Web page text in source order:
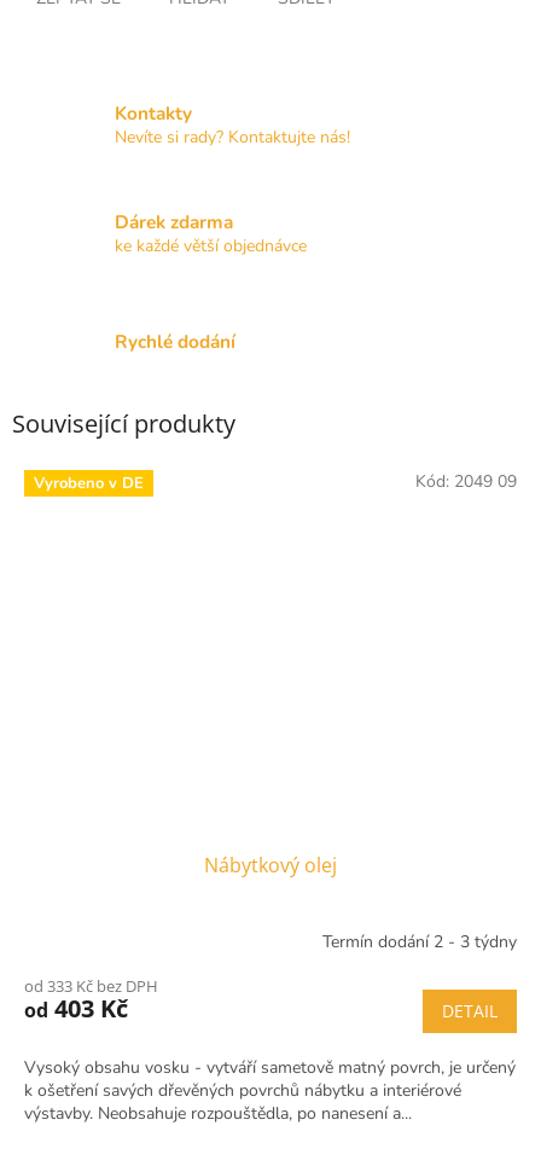
Kontakty
Nevíte si rady? Kontaktujte nás!
Dárek zdarma
ke každé větší objednávce
Rychlé dodání
Související produkty
Vyrobeno v DE
Nábytkový olej
Termín dodání 2 - 3 týdny
od 333 Kč bez DPH
od 403 Kč DETAIL
Vysoký obsahu vosku - vytváří sametově matný povrch, je určený
k ošetření savých dřevěných povrchů nábytku a interiérové
výstavby. Neobsahuje rozpouštědla, po nanesení a...
Kód: 2049 09